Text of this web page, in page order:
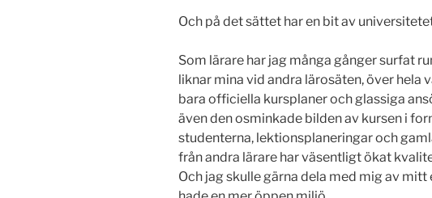
Och på det sättet har en bit av
Som lärare har jag många gånger surfat
liknar mina vid andra lärosäten, över hela
bara officiella kursplaner och glassiga
även den osminkade bilden av kursen i
studenterna, lektionsplaneringar och
från andra lärare har väsentligt ökat
Och jag skulle gärna dela med mig av